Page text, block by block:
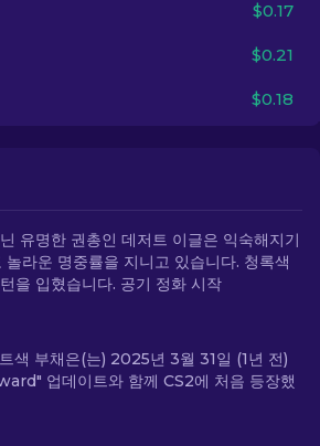
$0.17
$0.21
$0.18
유명한 권총인 데저트 이글은 익숙해지기
라운 명중률을 지니고 있습니다. 청록색
을 입혔습니다. 공기 정화 시작
색 부채은(는) 2025년 3월 31일 (1년 전)
업데이트와 함께 CS2에 처음 등장했